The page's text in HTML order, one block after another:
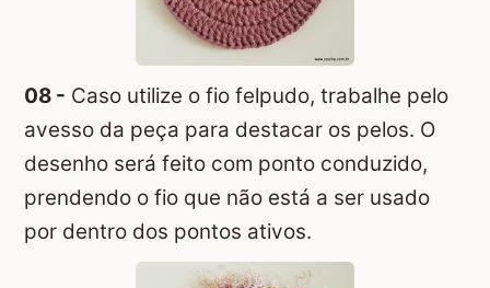
08 - Caso utilize o fio felpudo, trabalhe pelo
avesso da peça para destacar os pelos. O
desenho será feito com ponto conduzido,
prendendo o fio que não está a ser usado
por dentro dos pontos ativos.